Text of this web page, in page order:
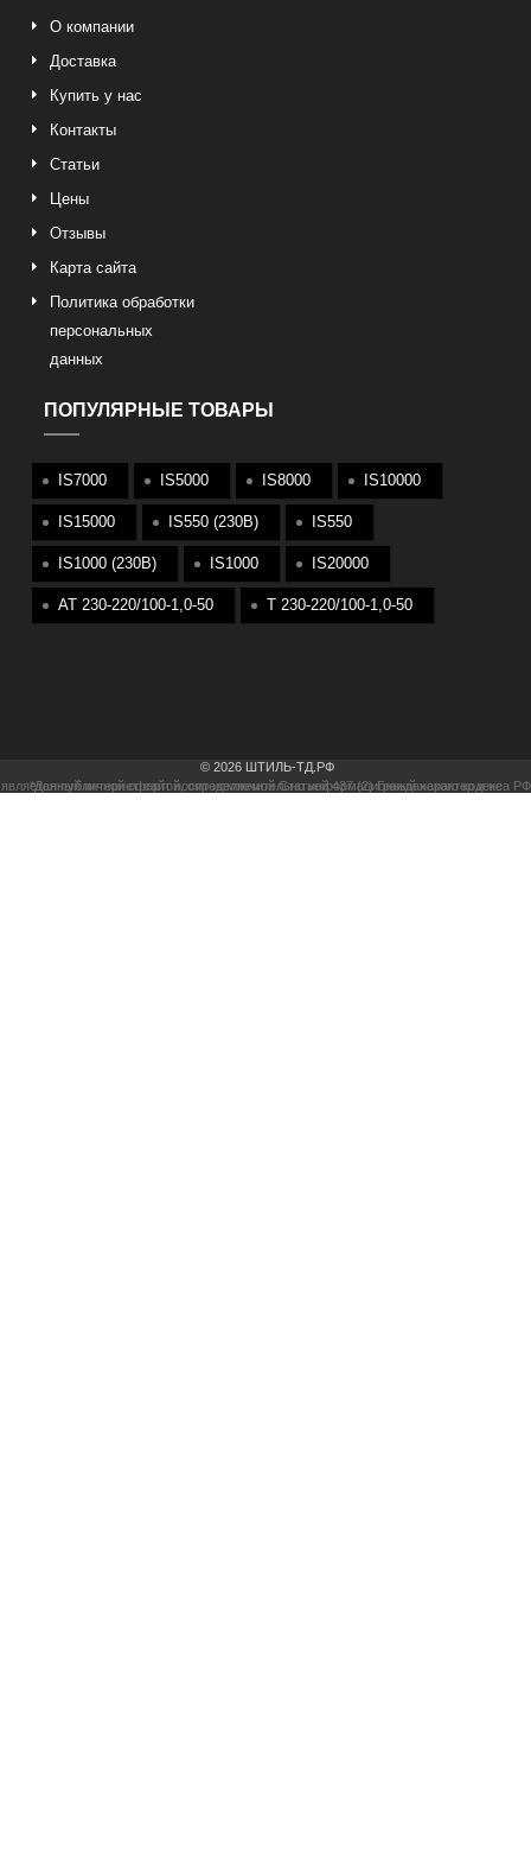
О компании
Доставка
Купить у нас
Контакты
Статьи
Цены
Отзывы
Карта сайта
Политика обработки
персональных
данных
ПОПУЛЯРНЫЕ ТОВАРЫ
IS7000 IS5000 IS8000 IS10000
IS15000 IS550 (230В) IS550
IS1000 (230В) IS1000 IS20000
АТ 230-220/100-1,0-50 T 230-220/100-1,0-50
© 2026 ШТИЛЬ-ТД.РФ
*Данный интернет-сайт носит исключительно информационный характер и не является публичной офертой, определяемой Статьей 437 (2) Гражданского кодекса РФ